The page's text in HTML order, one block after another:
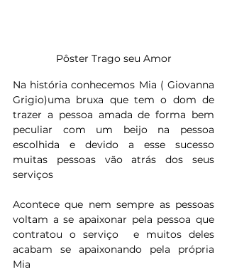
Pôster Trago seu Amor
Na história conhecemos Mia ( Giovanna
Grigio)uma bruxa que tem o dom de
trazer a pessoa amada de forma bem
peculiar com um beijo na pessoa
escolhida e devido a esse sucesso
muitas pessoas vão atrás dos seus
serviços
Acontece que nem sempre as pessoas
voltam a se apaixonar pela pessoa que
contratou o serviço  e muitos deles
acabam se apaixonando pela própria
Mia